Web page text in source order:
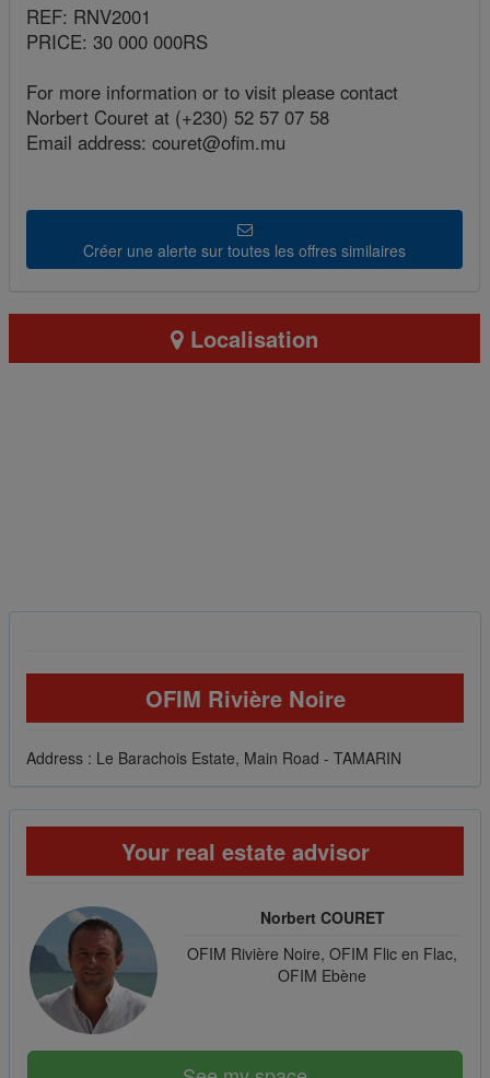
REF: RNV2001
PRICE: 30 000 000RS
For more information or to visit please contact
Norbert Couret at (+230) 52 57 07 58
Email address: couret@ofim.mu
Créer une alerte sur toutes les offres similaires
Localisation
OFIM Rivière Noire
Address : Le Barachois Estate, Main Road - TAMARIN
Your real estate advisor
Norbert COURET
OFIM Rivière Noire, OFIM Flic en Flac,
OFIM Ebène